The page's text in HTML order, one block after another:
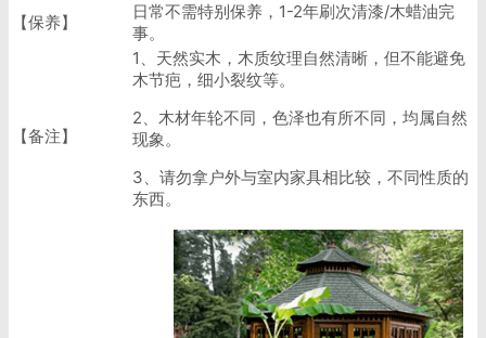
【保养】
日常不需特别保养，1-2年刷次清漆/木蜡油完
事。
【备注】
1、天然实木，木质纹理自然清晰，但不能避免
木节疤，细小裂纹等。
2、木材年轮不同，色泽也有所不同，均属自然
现象。
3、请勿拿户外与室内家具相比较，不同性质的
东西。